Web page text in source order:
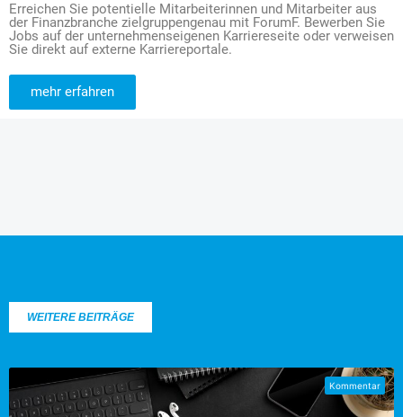
Erreichen Sie potentielle Mitarbeiterinnen und Mitarbeiter aus
der Finanzbranche zielgruppengenau mit ForumF. Bewerben Sie
Jobs auf der unternehmenseigenen Karriereseite oder verweisen
Sie direkt auf externe Karriereportale.
mehr erfahren
WEITERE BEITRÄGE